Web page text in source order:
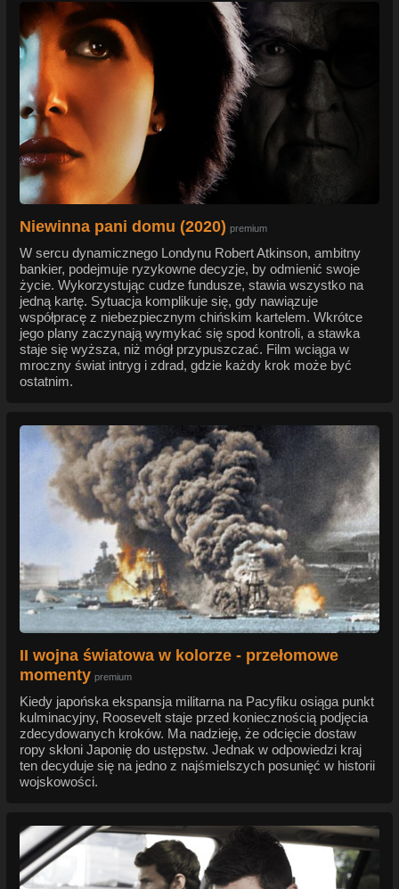
Niewinna pani domu (2020) premium
W sercu dynamicznego Londynu Robert Atkinson, ambitny
bankier, podejmuje ryzykowne decyzje, by odmienić swoje
życie. Wykorzystując cudze fundusze, stawia wszystko na
jedną kartę. Sytuacja komplikuje się, gdy nawiązuje
współpracę z niebezpiecznym chińskim kartelem. Wkrótce
jego plany zaczynają wymykać się spod kontroli, a stawka
staje się wyższa, niż mógł przypuszczać. Film wciąga w
mroczny świat intryg i zdrad, gdzie każdy krok może być
ostatnim.
II wojna światowa w kolorze - przełomowe
momenty premium
Kiedy japońska ekspansja militarna na Pacyfiku osiąga punkt
kulminacyjny, Roosevelt staje przed koniecznością podjęcia
zdecydowanych kroków. Ma nadzieję, że odcięcie dostaw
ropy skłoni Japonię do ustępstw. Jednak w odpowiedzi kraj
ten decyduje się na jedno z najśmielszych posunięć w historii
wojskowości.